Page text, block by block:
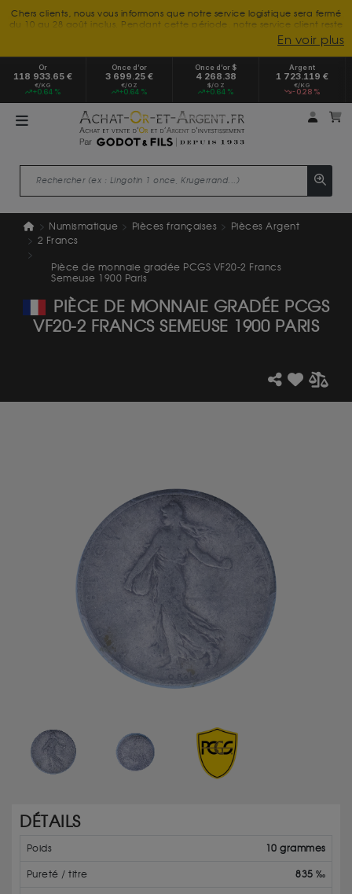
Chers clients, nous vous informons que notre service logistique sera fermé
du 10 au 28 août inclus. Pendant cette période, notre service client reste
à votre disposition tout l'été. Vous pouvez nous joindre du lundi au
vendredi, de 9h30 à 18h, pour toute demande d'information.
Nous vous remercions de votre compréhension et vous souhaitons un
excellent été.
En voir plus
Or
118 933.65 €
€/KG
+0.64 %
Once d’or
3 699.25 €
€/OZ
+0.64 %
Once d’or $
4 268.38
$/OZ
+0.64 %
Argent
1 723.119 €
€/KG
-0.28 %
Mon
Numismatique Pièces françaises
Pièces Argent
2 Francs
Pièce de monnaie gradée PCGS VF20-2 Francs
Semeuse 1900 Paris
PIÈCE DE MONNAIE GRADÉE PCGS
VF20-2 FRANCS SEMEUSE 1900 PARIS
DÉTAILS
Poids 10 grammes
Pureté / titre 835 ‰